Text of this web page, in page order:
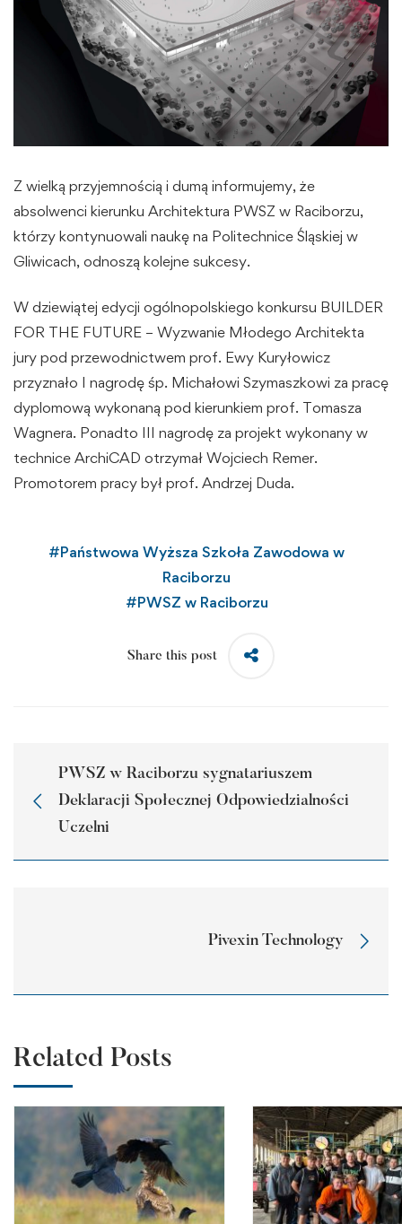
Z wielką przyjemnością i dumą informujemy, że
absolwenci kierunku Architektura PWSZ w Raciborzu,
którzy kontynuowali naukę na Politechnice Śląskiej w
Gliwicach, odnoszą kolejne sukcesy.
W dziewiątej edycji ogólnopolskiego konkursu BUILDER
FOR THE FUTURE – Wyzwanie Młodego Architekta
jury pod przewodnictwem prof. Ewy Kuryłowicz
przyznało I nagrodę śp. Michałowi Szymaszkowi za pracę
dyplomową wykonaną pod kierunkiem prof. Tomasza
Wagnera. Ponadto III nagrodę za projekt wykonany w
technice ArchiCAD otrzymał Wojciech Remer.
Promotorem pracy był prof. Andrzej Duda.
#Państwowa Wyższa Szkoła Zawodowa w
Raciborzu
#PWSZ w Raciborzu
Share this post
PWSZ w Raciborzu sygnatariuszem
Deklaracji Społecznej Odpowiedzialności
Uczelni
Pivexin Technology
Related Posts